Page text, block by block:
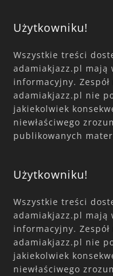
Użytkowniku!
Wszystkie treści
adamiakjazz.pl mają
informacyjny.
adamiakjazz.pl nie
jakiekolwiek
niewłaściwego
publikowanych
Użytkowniku!
Wszystkie treści
adamiakjazz.pl mają
informacyjny.
adamiakjazz.pl nie
jakiekolwiek
niewłaściwego